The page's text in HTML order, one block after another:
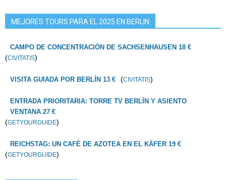
MEJORES TOURS PARA EL 2025 EN BERLIN
CAMPO DE CONCENTRACIÓN DE SACHSENHAUSEN 18 €
(CIVITATIS)
VISITA GUIADA POR BERLÍN 13 € (CIVITATIS)
ENTRADA PRIORITARIA: TORRE TV BERLÍN Y ASIENTO
VENTANA 27 €
(GETYOURGUIDE)
REICHSTAG: UN CAFÉ DE AZOTEA EN EL KÄFER 19 €
(GETYOURGUIDE)